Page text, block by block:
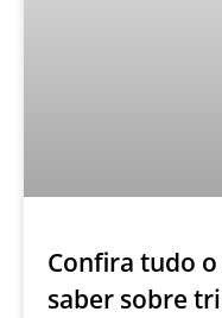
Confira tudo
saber sobre